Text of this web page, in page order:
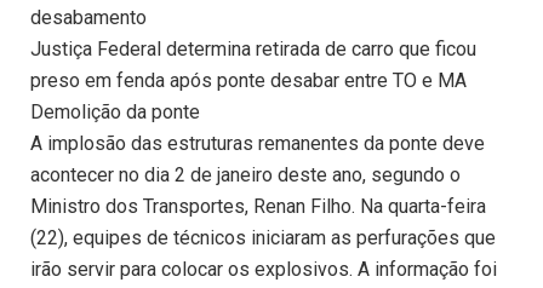
desabamento
Justiça Federal determina retirada de carro que ficou
preso em fenda após ponte desabar entre TO e MA
Demolição da ponte
A implosão das estruturas remanentes da ponte deve
acontecer no dia 2 de janeiro deste ano, segundo o
Ministro dos Transportes, Renan Filho. Na quarta-feira
(22), equipes de técnicos iniciaram as perfurações que
irão servir para colocar os explosivos. A informação foi